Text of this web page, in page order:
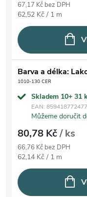
67,17 Kč bez DPH
Měrná cena:
62,52 Kč / 1 m
Barva a délka:
1010-130 CER
Skladem 10+ 31
EAN:
Můžeme doručit
80,78 Kč/ ks
66,76 Kč bez DPH
Měrná cena:
62,14 Kč / 1 m